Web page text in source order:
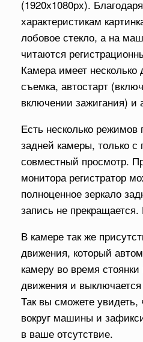
(1920х1080px).
характеристикам
лобовое стекло, а на
читаются
Камера имеет несколько
съемка, автостарт
включении зажигания) и
Есть несколько режимов
задней камеры, только
совместный просмотр.
монитора регистратор
полноценное зеркало
запись не
В камере так же
движения, который
камеру во время
движения и выключается
Так вы сможете увидеть,
вокруг машины и
в ваше отсутствие.